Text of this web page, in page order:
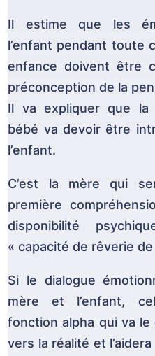
Il estime que les
l’enfant pendant toute
enfance doivent être
préconception de la
Il va expliquer que la
bébé va devoir être
l’enfant.
C’est la mère qui
première
disponibilité
« capacité de rêverie de
Si le dialogue
mère et l’enfant,
fonction alpha qui va
vers la réalité et